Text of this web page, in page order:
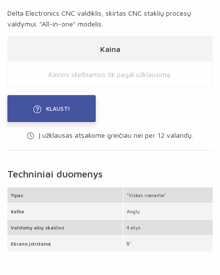
Delta Electronics CNC valdiklis, skirtas CNC staklių procesų
valdymui. "All-in-one" modelis.
Kaina
Kainos skelbiamos tik pagal užklausimą.
KLAUSTI
Į užklausas atsakome greičiau nei per 12 valandų.
Techniniai duomenys
Tipas "Viskas viename"
Kalba Anglų
Valdomų ašių skaičius 4 ašys
Ekrano įstrižainė 8"